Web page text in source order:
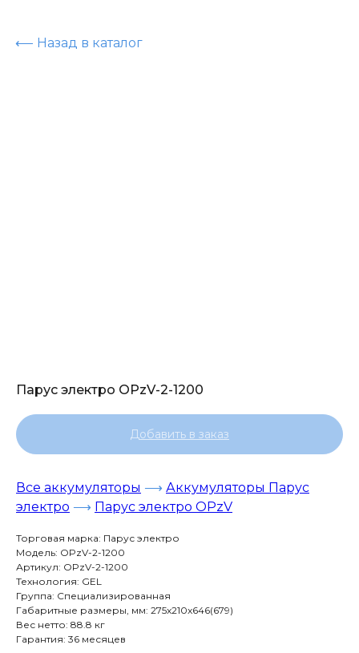
⟵ Назад в каталог
Парус электро OPzV-2-1200
Добавить в заказ
Все аккумуляторы ⟶ Аккумуляторы Парус
электро ⟶ Парус электро OPzV
Торговая марка: Парус электро
Модель: OPzV-2-1200
Артикул: OPzV-2-1200
Технология: GEL
Группа: Специализированная
Габаритные размеры, мм: 275x210x646(679)
Вес нетто: 88.8 кг
Гарантия: 36 месяцев